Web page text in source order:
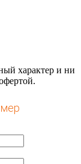
характер и ни